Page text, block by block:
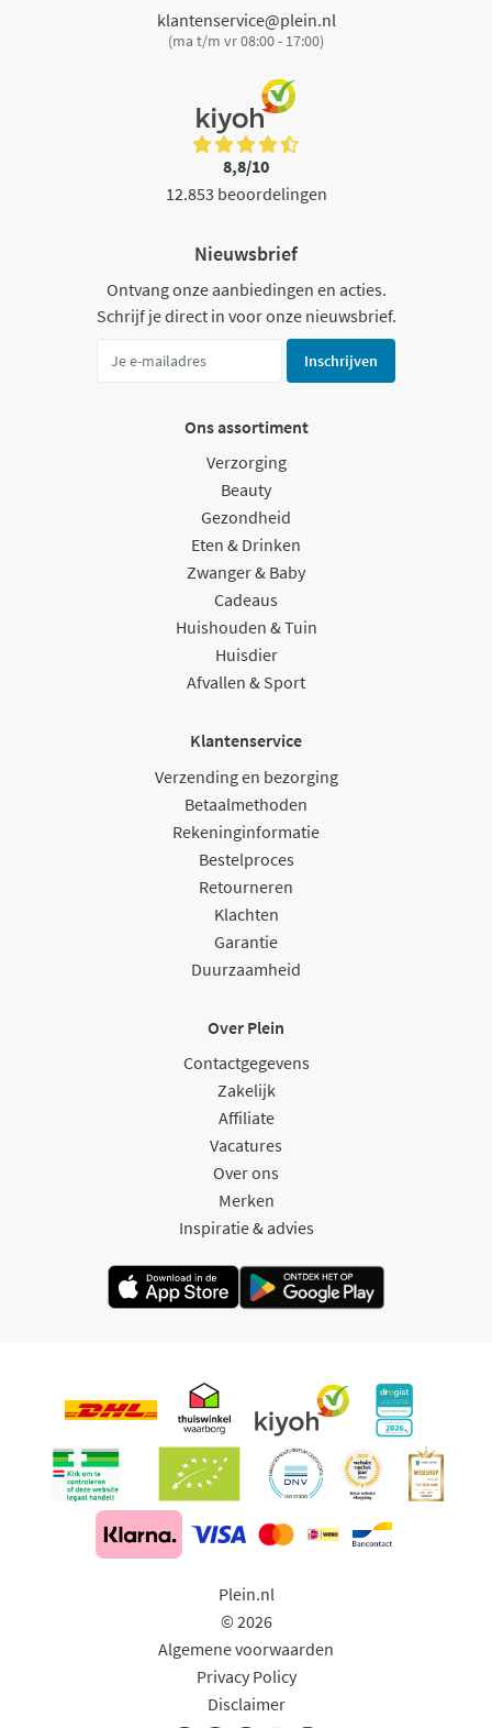
klantenservice@plein.nl
(ma t/m vr 08:00 - 17:00)
8,8/10
12.853 beoordelingen
Nieuwsbrief
Ontvang onze aanbiedingen en acties.
Schrijf je direct in voor onze nieuwsbrief.
Inschrijven
Ons assortiment
Verzorging
Beauty
Gezondheid
Eten & Drinken
Zwanger & Baby
Cadeaus
Huishouden & Tuin
Huisdier
Afvallen & Sport
Klantenservice
Verzending en bezorging
Betaalmethoden
Rekeninginformatie
Bestelproces
Retourneren
Klachten
Garantie
Duurzaamheid
Over Plein
Contactgegevens
Zakelijk
Affiliate
Vacatures
Over ons
Merken
Inspiratie & advies
Plein.nl
© 2026
Algemene voorwaarden
Privacy Policy
Disclaimer